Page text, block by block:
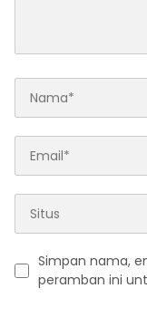
Simpan nama,
peramban ini